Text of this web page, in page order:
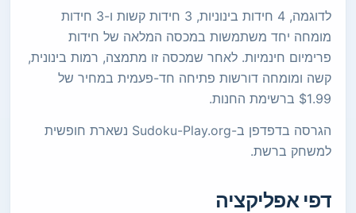
לדוגמה, 4 חידות בינוניות, 3 חידות קשות ו-3 חידות
מומחה יחד משתמשות במכסה המלאה של חידות
פרימיום חינמיות. לאחר שמכסה זו מתמצה, רמות בינונית,
קשה ומומחה דורשות פתיחה חד-פעמית במחיר של
$1.99 ברשימת החנות.
הגרסה בדפדפן ב-Sudoku-Play.org נשארת חופשית
למשחק ברשת.
דפי אפליקציה